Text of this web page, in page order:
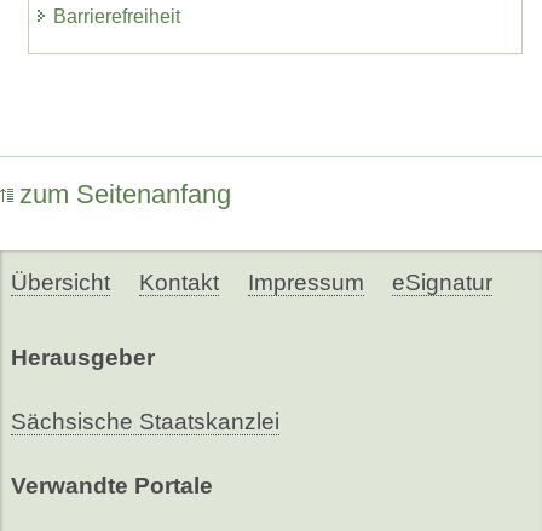
Barrierefreiheit
zum Seitenanfang
Übersicht Kontakt Impressum eSignatur
Herausgeber
Sächsische Staatskanzlei
Verwandte Portale